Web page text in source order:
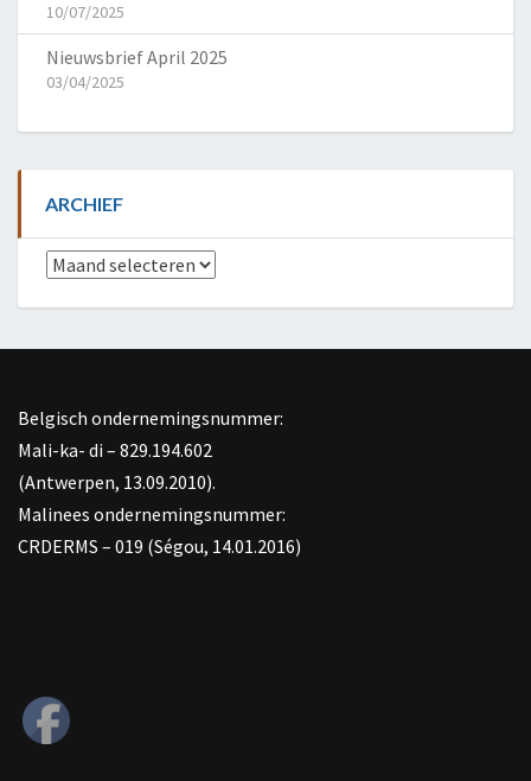
10/07/2025
Nieuwsbrief April 2025
03/04/2025
ARCHIEF
Archief
Belgisch ondernemingsnummer:
Mali-ka- di – 829.194.602
(Antwerpen, 13.09.2010).
Malinees ondernemingsnummer:
CRDERMS – 019 (Ségou, 14.01.2016)